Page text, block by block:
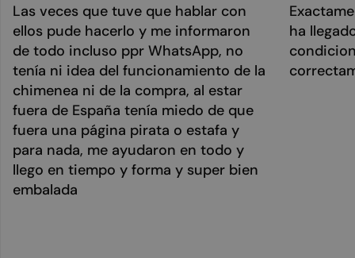
Las veces que tuve que hablar con
ellos pude hacerlo y me informaron
de todo incluso ppr WhatsApp, no
tenía ni idea del funcionamiento de la
chimenea ni de la compra, al estar
fuera de España tenía miedo de que
fuera una página pirata o estafa y
para nada, me ayudaron en todo y
llego en tiempo y forma y super bien
embalada
ha